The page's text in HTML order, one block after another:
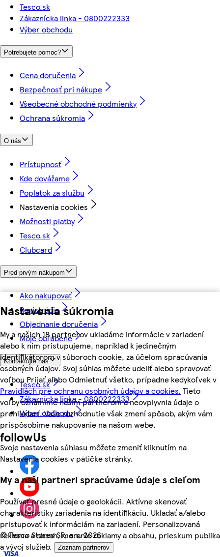
Nastavenia súkromia
My a našich 18 partnerov ukladáme informácie v zariadení
alebo k nim pristupujeme, napríklad k jedinečným
identifikátorom v súboroch cookie, za účelom spracúvania
osobných údajov. Svoj súhlas môžete udeliť alebo spravovať
voľbou Prijať alebo Odmietnuť všetko, prípadne kedykoľvek v
Pravidlách pre ochranu osobných údajov a cookies. Tieto
voľby oznámime našim partnerom a neovplyvnia údaje o
prehliadaní. Vaše rozhodnutie však zmení spôsob, akým vám
prispôsobíme nakupovanie na našom webe.
Svoje nastavenia súhlasu môžete zmeniť kliknutím na
Nastavenia cookies v pätičke stránky.
My a naši partneri spracúvame údaje s cieľom
Používať presné údaje o geolokácii. Aktívne skenovať
charakteristiky zariadenia na identifikáciu. Ukladať a/alebo
pristupovať k informáciám na zariadení. Personalizovaná
reklama a obsah, meranie reklamy a obsahu, prieskum publika
a vývoj služieb.
Zoznam partnerov
Tesco.sk
Zákaznícka linka - 0800222333
Výber obchodu
Potrebujete pomoc?
Cena doručenia
Bezpečnosť pri nákupe
Všeobecné obchodné podmienky
Ochrana súkromia
O nás
Prístupnosť
Kde dovážame
Poplatok za službu
Nastavenia cookies
Možnosti platby
Tesco.sk
Clubcard
Pred prvým nákupom
Ako nakupovať
Registrácia
Objednanie doručenia
Moje obľúbené
Kontaktujte nás
Tesco.sk
Zákaznícka linka - 0800222333
Výber obchodu
followUs
©Tesco Stores SR, a.s. 2026